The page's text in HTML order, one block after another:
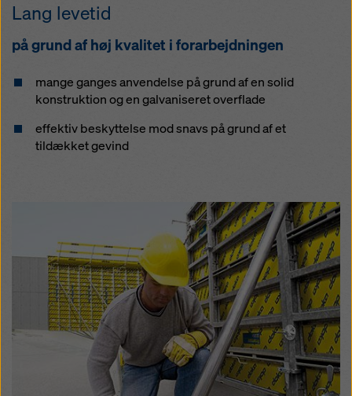
Lang levetid
på grund af høj kvalitet i forarbejdningen
mange ganges anvendelse på grund af en solid
konstruktion og en galvaniseret overflade
effektiv beskyttelse mod snavs på grund af et
tildækket gevind